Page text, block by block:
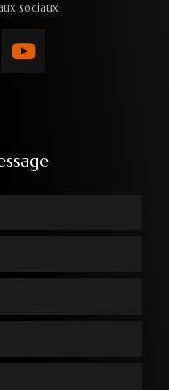
sociaux